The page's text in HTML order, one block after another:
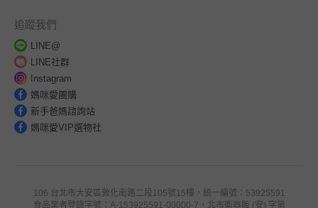
追蹤我們
LINE@
LINE社群
Instagram
媽咪愛團購
新手爸媽諮詢站
媽咪愛VIP選物社
106 台北市大安區敦化南路二段105號15樓，統一編號：53925591
食品業者登錄字號：A-153925591-00000-7，北市衛器販 (安) 字第